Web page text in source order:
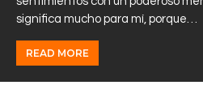
significa mucho para mí, porque…
READ MORE